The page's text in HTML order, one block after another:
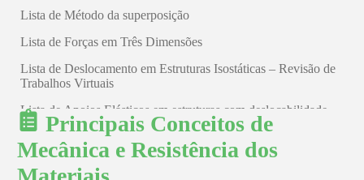
Lista de Método da superposição
Lista de Forças em Três Dimensões
Lista de Deslocamento em Estruturas Isostáticas – Revisão de
Trabalhos Virtuais
Lista de Apoios Elásticos em estruturas com deslocabilidade
externaPrincipais Conceitos de
Mecânica e Resistência dos